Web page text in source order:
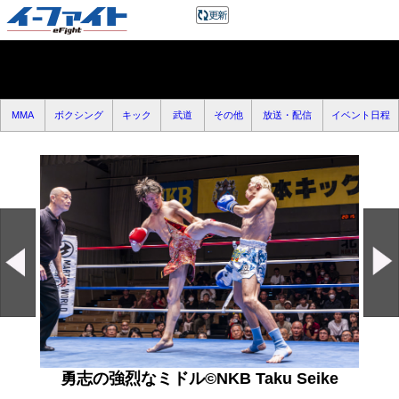
MMA ボクシング キック 武道 その他 放送・配信 イベント日程
勇志の強烈なミドル©NKB Taku Seike